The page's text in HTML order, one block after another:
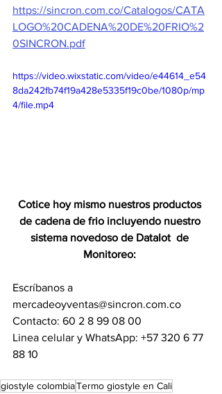
https://sincron.com.co/Catalogos/CATA
LOGO%20CADENA%20DE%20FRIO%2
0SINCRON.pdf
https://video.wixstatic.com/video/e44614_e54
8da242fb74f19a428e5335f19c0be/1080p/mp
4/file.mp4
Cotice hoy mismo nuestros productos
de cadena de frio incluyendo nuestro
sistema novedoso de DataIot  de
Monitoreo:
Escríbanos a
mercadeoyventas@sincron.com.co
Contacto: 60 2 8 99 08 00
Linea celular y WhatsApp: +57 320 6 77
88 10
giostyle colombiaTermo giostyle en Cali